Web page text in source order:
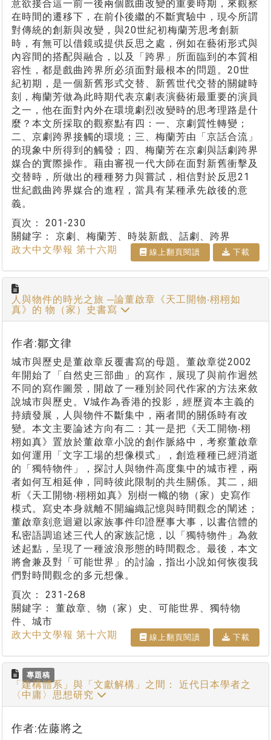
意欲接合這一前一後兩個戲曲改變的重要時期，來觀察
在時間的遷移下，在前仆後繼的不斷實驗中，現今所謂
對傳統的創新與改變，與20世紀初梅蘭芳思考創新
時，有無可以借鏡或提供反思之處，例如在藝術形式與
內容間的搭配與融合，以及「跨界」所面臨到的本質相
容性，都是戲曲跨界所必須面對最根本的問題。20世
紀初期，是一個新舊形式交替、新舊世代交替的關鍵時
刻，梅蘭芳做為此時期代表京劇表演藝術最重要的演員
之一，他在面對內外在環境劇烈改變時的思考理路是什
麼？本文所採取的觀察點有四：一、京劇質性轉變；
二、京劇跨界接觸的環境；三、梅蘭芳由「京話合流」
的現象中所得到的觸發；四、梅蘭芳在京劇與話劇跨界
媒合的實際操作。藉由審視一代大師在面對新舊衝擊及
交替時，所做出的種種努力與嘗試，相信對於反思21
世紀戲曲跨界媒合的進程，當具有某種承先啟後的意
義。
頁次： 201-230
關鍵字： 京劇、梅蘭芳、時裝新戲、話劇、跨界
政大中文學報 第十六期
線上翻⾴閱讀 下載
人與物件的時光之旅 ─論董啟章《天工開物‧栩栩如
真》的 物（家）史書寫
作者:鄒文律
城市與歷史是董啟章反覆書寫的母題。董啟章從2002
年開始了「自然史三部曲」的寫作，展現了與前作迥然
不同的寫作圖景，開啟了一種別於同代作家的方法來敘
說城市與歷史。V城作為香港的投影，經歷資本主義的
持續發展，人與物件不斷集中，兩者間的關係時有改
變。本文主要論述方向有二：其一是把《天工開物‧栩
栩如真》置放於董啟章小說的創作脈絡中，考察董啟章
如何運用「文字工場的想像模式」，創造種種已經消逝
的「獨特物件」，探討人與物件高度集中的城市裡，兩
者如何互相延伸，同時彼此限制的共生關係。其二，細
析《天工開物‧栩栩如真》別樹一幟的物（家）史寫作
模式。寫史本身就離不開編織記憶與時間觀念的闡述；
董啟章刻意迴避以家族事件印證歷事大事，以書信體的
私密語調追述三代人的家族記憶，以「獨特物件」為敘
述起點，呈現了一種波浪形態的時間觀念。最後，本文
將會兼及對「可能世界」的討論，指出小說如何恢復我
們對時間觀念的多元想像。
頁次： 231-268
關鍵字： 董啟章、物（家）史、可能世界、獨特物
件、城市
政大中文學報 第十六期
線上翻⾴閱讀 下載
專題稿
「建構體系」與「文獻解構」之間： 近代日本學者之
〈中庸〉思想研究
作者:佐藤將之